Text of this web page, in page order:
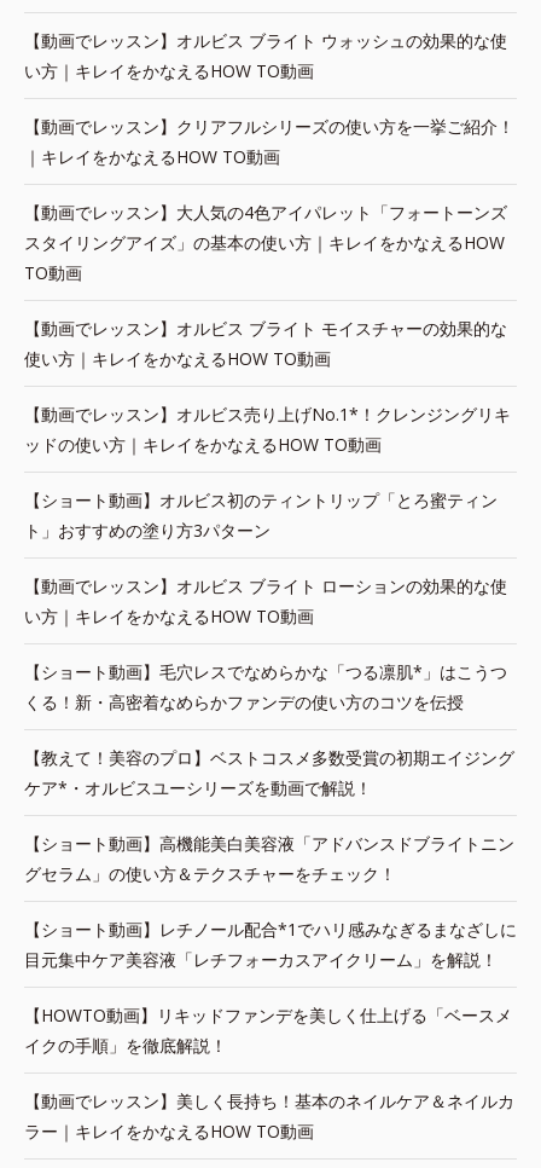
【動画でレッスン】オルビス ブライト ウォッシュの効果的な使
い方｜キレイをかなえるHOW TO動画
【動画でレッスン】クリアフルシリーズの使い方を一挙ご紹介！
｜キレイをかなえるHOW TO動画
【動画でレッスン】大人気の4色アイパレット「フォートーンズ
スタイリングアイズ」の基本の使い方｜キレイをかなえるHOW
TO動画
【動画でレッスン】オルビス ブライト モイスチャーの効果的な
使い方｜キレイをかなえるHOW TO動画
【動画でレッスン】オルビス売り上げNo.1*！クレンジングリキ
ッドの使い方｜キレイをかなえるHOW TO動画
【ショート動画】オルビス初のティントリップ「とろ蜜ティン
ト」おすすめの塗り方3パターン
【動画でレッスン】オルビス ブライト ローションの効果的な使
い方｜キレイをかなえるHOW TO動画
【ショート動画】毛穴レスでなめらかな「つる凛肌*」はこうつ
くる！新・高密着なめらかファンデの使い方のコツを伝授
【教えて！美容のプロ】ベストコスメ多数受賞の初期エイジング
ケア*・オルビスユーシリーズを動画で解説！
【ショート動画】高機能美白美容液「アドバンスドブライトニン
グセラム」の使い方＆テクスチャーをチェック！
【ショート動画】レチノール配合*1でハリ感みなぎるまなざしに
目元集中ケア美容液「レチフォーカスアイクリーム」を解説！
【HOWTO動画】リキッドファンデを美しく仕上げる「ベースメ
イクの手順」を徹底解説！
【動画でレッスン】美しく長持ち！基本のネイルケア＆ネイルカ
ラー｜キレイをかなえるHOW TO動画